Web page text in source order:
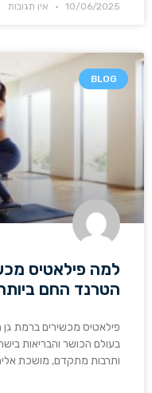
10/06/2025 אין תגובות
BLOG
למה פילאטיס
הטרנד החם
פילאטיס מכשירים ברמת
בעולם הכושר והבריאות
ותרבות מתקדם, מושכת